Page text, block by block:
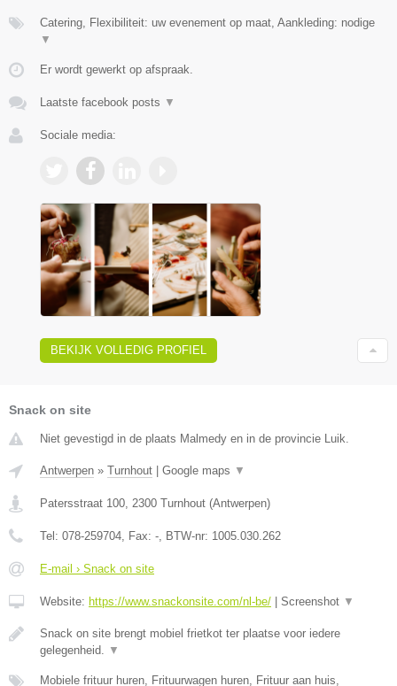
Catering, Flexibiliteit: uw evenement op maat, Aankleding: nodige
▼
Er wordt gewerkt op afspraak.
Laatste facebook posts ▼
Sociale media:
BEKIJK VOLLEDIG PROFIEL
Snack on site
Niet gevestigd in de plaats Malmedy en in de provincie Luik.
Antwerpen » Turnhout | Google maps ▼
Patersstraat 100 2300 Turnhout (Antwerpen)
Tel: 078-259704 , Fax: - , BTW-nr: 1005.030.262
E-mail › Snack on site
Website: https://www.snackonsite.com/nl-be/ | Screenshot ▼
Snack on site brengt mobiel frietkot ter plaatse voor iedere
gelegenheid.
▼
Mobiele frituur huren, Frituurwagen huren, Frituur aan huis,